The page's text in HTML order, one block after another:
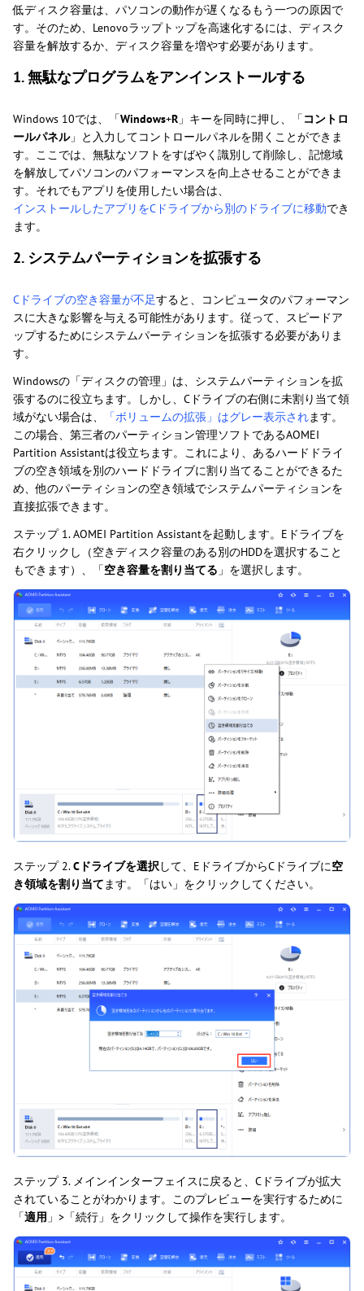
低ディスク容量は、パソコンの動作が遅くなるもう一つの原因で
す。そのため、Lenovoラップトップを高速化するには、ディスク
容量を解放するか、ディスク容量を増やす必要があります。
1. 無駄なプログラムをアンインストールする
Windows 10では、「Windows+R 」キーを同時に押し、「コントロ
ールパネル」と入力してコントロールパネルを開くことができま
す。ここでは、無駄なソフトをすばやく識別して削除し、記憶域
を解放してパソコンのパフォーマンスを向上させることができま
す。それでもアプリを使用したい場合は、
インストールしたアプリをCドライブから別のドライブに移動でき
ます。
2. システムパーティションを拡張する
Cドライブの空き容量が不足すると、コンピュータのパフォーマン
スに大きな影響を与える可能性があります。従って、スピードア
ップするためにシステムパーティションを拡張する必要がありま
す。
Windowsの「ディスクの管理」は、システムパーティションを拡
張するのに役立ちます。しかし、Cドライブの右側に未割り当て領
域がない場合は、
「ボリュームの拡張」はグレー表示されます。
この場合、第三者のパーティション管理ソフトであるAOMEI
Partition Assistantは役立ちます。これにより、あるハードドライ
ブの空き領域を別のハードドライブに割り当てることができるた
め、他のパーティションの空き領域でシステムパーティションを
直接拡張できます。
ステップ 1. AOMEI Partition Assistantを起動します。Eドライブを
右クリックし（空きディスク容量のある別のHDDを選択すること
もできます）、「空き容量を割り当てる 」を選択します。
ステップ 2.Cドライブを選択して、EドライブからCドライブに空
き領域を割り当てます。「はい」をクリックしてください。
ステップ 3. メインインターフェイスに戻ると、Cドライブが拡大
されていることがわかります。このプレビューを実行するために
「適用 」>「続行」をクリックして操作を実行します。